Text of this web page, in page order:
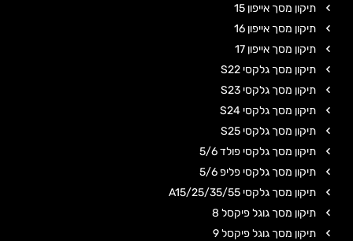
תיקון מסך אייפון 15
תיקון מסך אייפון 16
תיקון מסך אייפון 17
תיקון מסך גלקסי S22
תיקון מסך גלקסי S23
תיקון מסך גלקסי S24
תיקון מסך גלקסי S25
תיקון מסך גלקסי פולד 5/6
תיקון מסך גלקסי פליפ 5/6
תיקון מסך גלקסי A15/25/35/55
תיקון מסך גוגל פיקסל 8
תיקון מסך גוגל פיקסל 9